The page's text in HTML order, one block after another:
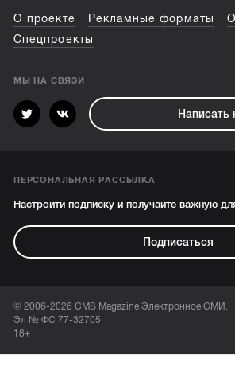
О проекте Рекламные форматы
Спецпроекты
МЫ НА СВЯЗИ
Написать
ПЕРСОНАЛЬНАЯ РАССЫЛКА
Настройти подписку и получайте важную
Подписаться
© 2006-2026 CMS Magazine Электронное СМИ.
Эл № ФС 77-32705
18+